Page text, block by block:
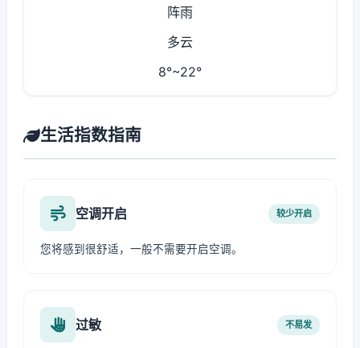
阵雨
多云
8°~22°
生活指数指南
空调开启 较少开启
您将感到很舒适，一般不需要开启空调。
过敏 不易发